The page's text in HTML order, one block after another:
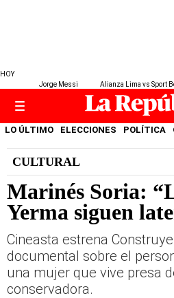
HOY
Jorge Messi
Alianza Lima vs Sport
LO ÚLTIMO ELECCIONES POLÍTICA
CULTURAL
Marinés Soria:
Yerma siguen
Cineasta estrena
documental sobre el
una mujer que vive presa
conservadora.